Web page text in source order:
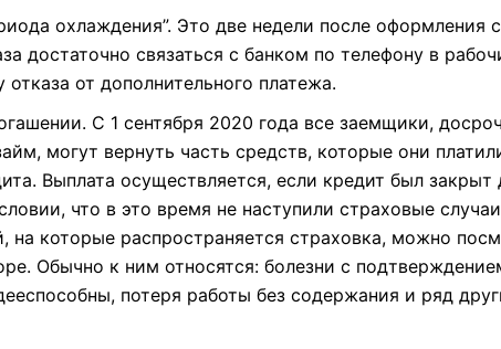
охлаждения”. Это две недели после оформления
достаточно связаться с банком по телефону в
от дополнительного платежа.
С 1 сентября 2020 года все заемщики,
могут вернуть часть средств, которые они
Выплата осуществляется, если кредит был закрыт
что в это время не наступили страховые
на которые распространяется страховка, можно
Обычно к ним относятся: болезни с
потеря работы без содержания и ряд